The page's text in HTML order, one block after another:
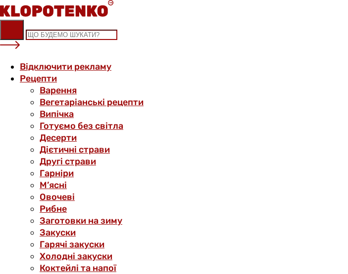
Skip
to
content
Відключити рекламу
Рецепти
Варення
Вегетаріанські рецепти
Випічка
Готуємо без світла
Десерти
Дієтичні страви
Другі страви
Гарніри
М’ясні
Овочеві
Рибне
Заготовки на зиму
Закуски
Гарячі закуски
Холодні закуски
Коктейлі та напої